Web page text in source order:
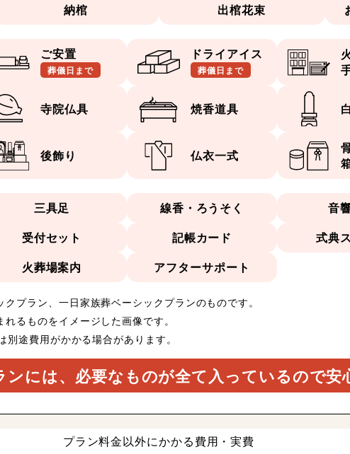
納棺 出棺花束
ご安置
葬儀日まで
ドライアイス
葬儀日まで
寺院仏具 焼香道具
後飾り 仏衣一式
三具足 線香・ろうそく
音
受付セット
記帳カード
式典
火葬場案内
アフターサポート
プラン、一日家族葬ベーシックプランのものです。
るものをイメージした画像です。
途費用がかかる場合があります。
ンには、必要なものが全て入っているので安
プラン料金以外にかかる費用・実費